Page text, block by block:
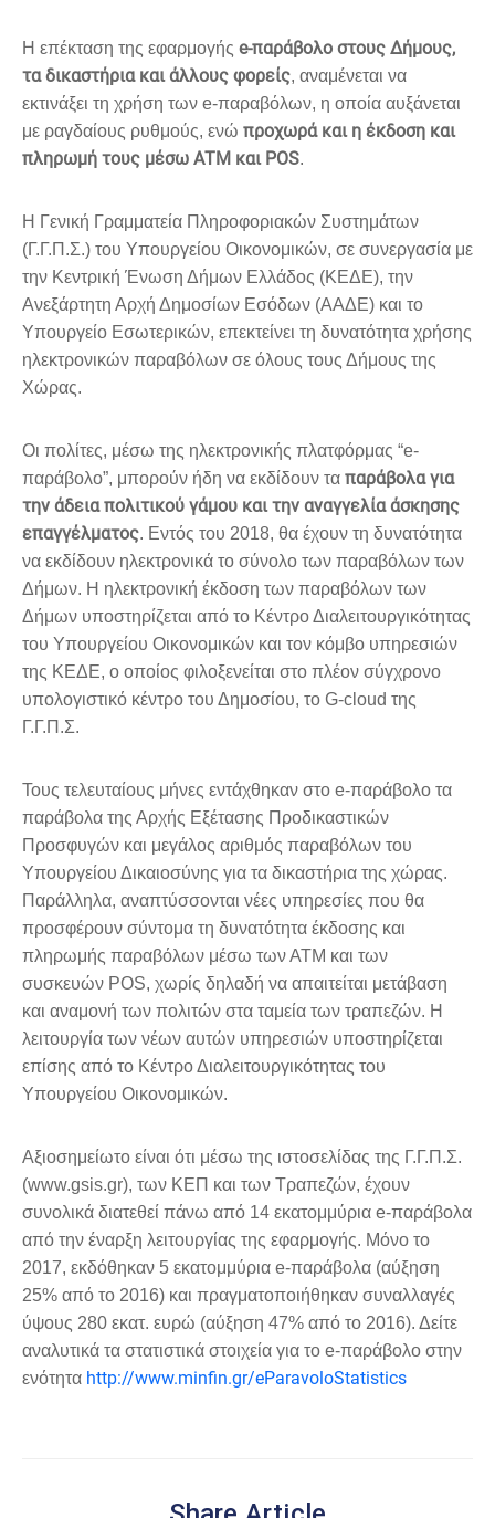
Η επέκταση της εφαρμογής e-παράβολο στους Δήμους,
τα δικαστήρια και άλλους φορείς, αναμένεται να
εκτινάξει τη χρήση των e-παραβόλων, η οποία αυξάνεται
με ραγδαίους ρυθμούς, ενώ προχωρά και η έκδοση και
πληρωμή τους μέσω ΑΤΜ και POS.
Η Γενική Γραμματεία Πληροφοριακών Συστημάτων
(Γ.Γ.Π.Σ.) του Υπουργείου Οικονομικών, σε συνεργασία με
την Κεντρική Ένωση Δήμων Ελλάδος (ΚΕΔΕ), την
Ανεξάρτητη Αρχή Δημοσίων Εσόδων (ΑΑΔΕ) και το
Υπουργείο Εσωτερικών, επεκτείνει τη δυνατότητα χρήσης
ηλεκτρονικών παραβόλων σε όλους τους Δήμους της
Χώρας.
Oι πολίτες, μέσω της ηλεκτρονικής πλατφόρμας “e-
παράβολο”, μπορούν ήδη να εκδίδουν τα παράβολα για
την άδεια πολιτικού γάμου και την αναγγελία άσκησης
επαγγέλματος. Εντός του 2018, θα έχουν τη δυνατότητα
να εκδίδουν ηλεκτρονικά το σύνολο των παραβόλων των
Δήμων. Η ηλεκτρονική έκδοση των παραβόλων των
Δήμων υποστηρίζεται από το Κέντρο Διαλειτουργικότητας
του Υπουργείου Οικονομικών και τον κόμβο υπηρεσιών
της ΚΕΔΕ, ο οποίος φιλοξενείται στο πλέον σύγχρονο
υπολογιστικό κέντρο του Δημοσίου, το G-cloud της
Γ.Γ.Π.Σ.
Τους τελευταίους μήνες εντάχθηκαν στο e-παράβολο τα
παράβολα της Αρχής Εξέτασης Προδικαστικών
Προσφυγών και μεγάλος αριθμός παραβόλων του
Υπουργείου Δικαιοσύνης για τα δικαστήρια της χώρας.
Παράλληλα, αναπτύσσονται νέες υπηρεσίες που θα
προσφέρουν σύντομα τη δυνατότητα έκδοσης και
πληρωμής παραβόλων μέσω των ΑΤΜ και των
συσκευών POS, χωρίς δηλαδή να απαιτείται μετάβαση
και αναμονή των πολιτών στα ταμεία των τραπεζών. Η
λειτουργία των νέων αυτών υπηρεσιών υποστηρίζεται
επίσης από το Κέντρο Διαλειτουργικότητας του
Υπουργείου Οικονομικών.
Αξιοσημείωτο είναι ότι μέσω της ιστοσελίδας της Γ.Γ.Π.Σ.
(www.gsis.gr), των ΚΕΠ και των Τραπεζών, έχουν
συνολικά διατεθεί πάνω από 14 εκατομμύρια e-παράβολα
από την έναρξη λειτουργίας της εφαρμογής. Μόνο το
2017, εκδόθηκαν 5 εκατομμύρια e-παράβολα (αύξηση
25% από το 2016) και πραγματοποιήθηκαν συναλλαγές
ύψους 280 εκατ. ευρώ (αύξηση 47% από το 2016). Δείτε
αναλυτικά τα στατιστικά στοιχεία για το e-παράβολο στην
ενότητα http://www.minfin.gr/eParavoloStatistics